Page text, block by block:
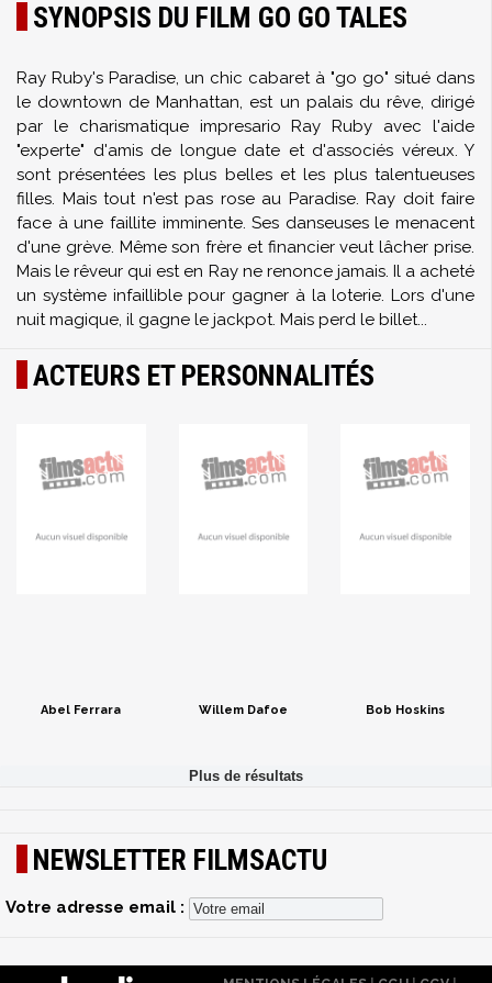
SYNOPSIS DU FILM GO GO TALES
Ray Ruby's Paradise, un chic cabaret à "go go" situé dans
le downtown de Manhattan, est un palais du rêve, dirigé
par le charismatique impresario Ray Ruby avec l'aide
"experte" d'amis de longue date et d'associés véreux. Y
sont présentées les plus belles et les plus talentueuses
filles. Mais tout n'est pas rose au Paradise. Ray doit faire
face à une faillite imminente. Ses danseuses le menacent
d'une grève. Même son frère et financier veut lâcher prise.
Mais le rêveur qui est en Ray ne renonce jamais. Il a acheté
un système infaillible pour gagner à la loterie. Lors d'une
nuit magique, il gagne le jackpot. Mais perd le billet...
ACTEURS ET PERSONNALITÉS
Abel Ferrara Willem Dafoe Bob Hoskins
NEWSLETTER FILMSACTU
Votre adresse email :